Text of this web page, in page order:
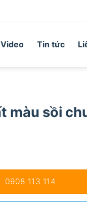
Video Tin tức
màu sồi
0908 113 114